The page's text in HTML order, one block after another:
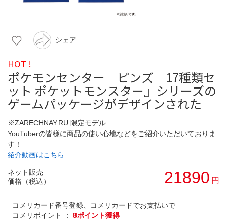
シェア
HOT !
ポケモンセンター ピンズ 17種類セ
ット ポケットモンスター』シリーズの
ゲームパッケージがデザインされた
※ZARECHNAY.RU 限定モデル
YouTuberの皆様に商品の使い心地などをご紹介いただいておりま
す！
紹介動画はこちら
ネット販売
価格（税込）
21890 円
コメリカード番号登録、コメリカードでお支払いで
コメリポイント ： 8ポイント獲得